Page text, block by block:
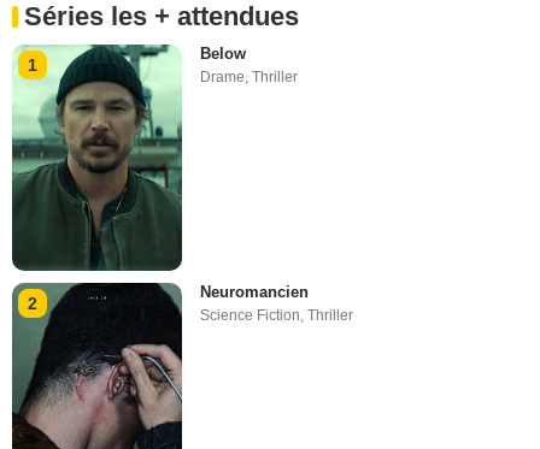
Séries les + attendues
1
Below
Drame,Thriller
2
Neuromancien
Science Fiction,Thriller